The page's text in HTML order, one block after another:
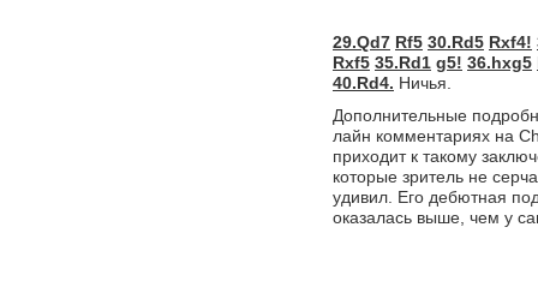
29.Qd7 Rf5 30.Rd5 Rxf4!
Rxf5 35.Rd1 g5! 36.hxg5
40.Rd4. Ничья.
Дополнительные
лайн комментариях на
приходит к такому
которые зритель не
удивил. Его дебютная
оказалась выше, чем у